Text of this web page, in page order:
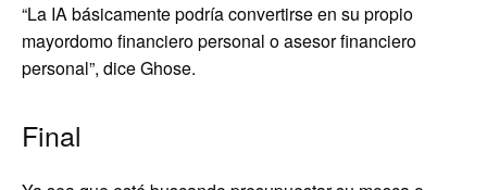
“La IA básicamente podría convertirse en su propio
mayordomo financiero personal o asesor financiero
personal”, dice Ghose.
Final